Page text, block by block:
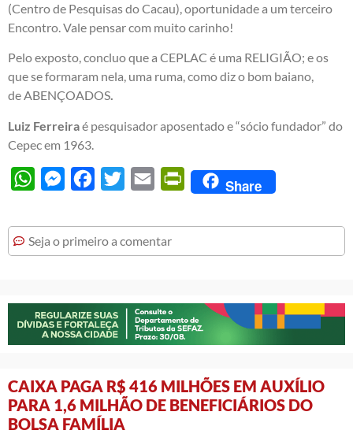
(Centro de Pesquisas do Cacau), oportunidade a um terceiro
Encontro. Vale pensar com muito carinho!
Pelo exposto, concluo que a CEPLAC é uma RELIGIÃO; e os
que se formaram nela, uma ruma, como diz o bom baiano,
de ABENÇOADOS.
Luiz Ferreiraé pesquisador aposentado e “sócio fundador” do
Cepec em 1963.
WhatsAppMessengerFacebook
Twitter Email PrintFriendly
Share
Seja o primeiro a comentar
CAIXA PAGA R$ 416 MILHÕES EM AUXÍLIO
PARA 1,6 MILHÃO DE BENEFICIÁRIOS DO
BOLSA FAMÍLIA